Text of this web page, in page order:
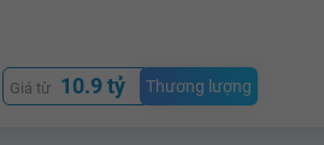
Giá từ 10.9 tỷ Thương lượng